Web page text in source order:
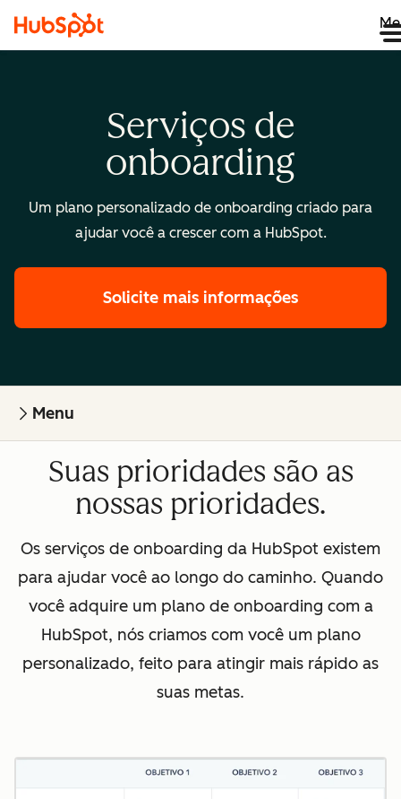
Serviços de
onboarding
Um plano personalizado de onboarding criado para
ajudar você a crescer com a HubSpot.
Solicite mais informações
Menu
Suas prioridades são as
nossas prioridades.
Os serviços de onboarding da HubSpot existem
para ajudar você ao longo do caminho. Quando
você adquire um plano de onboarding com a
HubSpot, nós criamos com você um plano
personalizado, feito para atingir mais rápido as
suas metas.